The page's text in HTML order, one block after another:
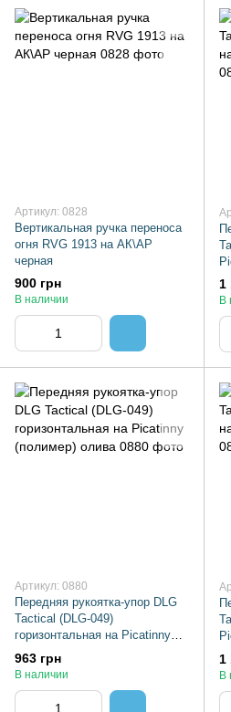
Артикул: 0828
Вертикальная ручка переноса
огня RVG 1913 на АК\АР
черная
900 грн
В наличии
1
В
Артикул: 0880
Передняя рукоятка-упор DLG
Tactical (DLG-049)
горизонтальная на Picatinny
(полимер) олива
963 грн
В наличии
1
В